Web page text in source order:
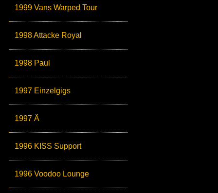
1999 Vans Warped Tour
1998 Attacke Royal
1998 Paul
1997 Einzelgigs
1997 Ä
1996 KISS Support
1996 Voodoo Lounge